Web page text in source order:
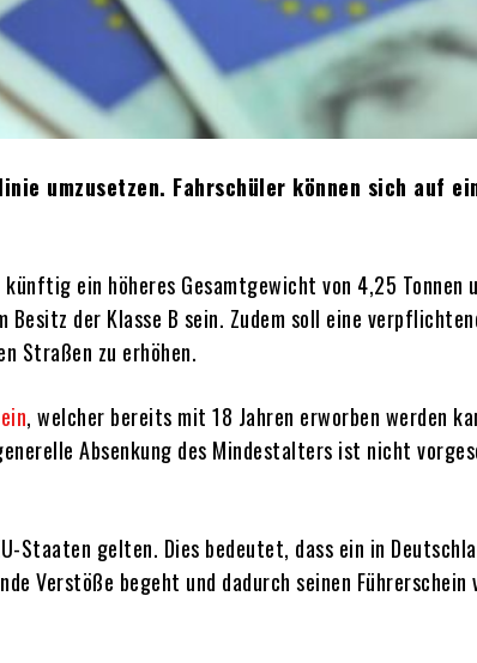
umzusetzen. Fahrschüler können sich auf
ein höheres Gesamtgewicht von 4,25 Tonnen
der Klasse B sein. Zudem soll eine
Straßen zu erhöhen.
, welcher bereits mit 18 Jahren erworben werden
Absenkung des Mindestalters ist nicht
Staaten gelten. Dies bedeutet, dass ein in
Verstöße begeht und dadurch seinen